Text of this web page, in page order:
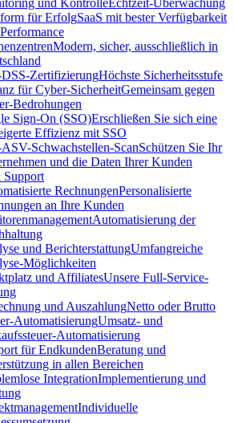
und KontrolleEchtzeit-Überwachung
für ErfolgSaaS mit bester Verfügbarkeit
Modern, sicher, ausschließlich in
ZertifizierungHöchste Sicherheitsstufe
für Cyber-SicherheitGemeinsam gegen
Bedrohungen
Sign-On (SSO)Erschließen Sie sich eine
Effizienz mit SSO
Schwachstellen-ScanSchützen Sie Ihr
und die Daten Ihrer Kunden
Support
RechnungenPersonalisierte
an Ihre Kunden
Automatisierung der
und BerichterstattungUmfangreiche
Möglichkeiten
und AffiliatesUnsere Full-Service-
und AuszahlungNetto oder Brutto
AutomatisierungUmsatz- und
Automatisierung
für EndkundenBeratung und
in allen Bereichen
IntegrationImplementierung und
Individuelle